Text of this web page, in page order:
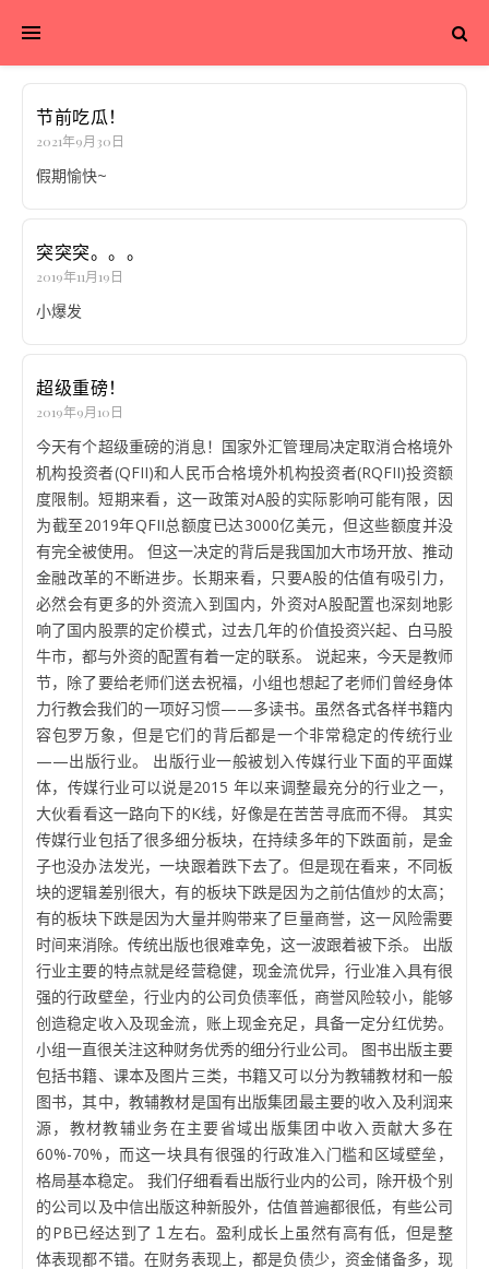
节前吃瓜！
2021年9月30日
假期愉快~
突突突。。。
2019年11月19日
小爆发
超级重磅！
2019年9月10日
今天有个超级重磅的消息！国家外汇管理局决定取消合格境外
机构投资者(QFII)和人民币合格境外机构投资者(RQFII)投资额
度限制。短期来看，这一政策对A股的实际影响可能有限，因
为截至2019年QFII总额度已达3000亿美元，但这些额度并没
有完全被使用。 但这一决定的背后是我国加大市场开放、推动
金融改革的不断进步。长期来看，只要A股的估值有吸引力，
必然会有更多的外资流入到国内，外资对A股配置也深刻地影
响了国内股票的定价模式，过去几年的价值投资兴起、白马股
牛市，都与外资的配置有着一定的联系。 说起来，今天是教师
节，除了要给老师们送去祝福，小组也想起了老师们曾经身体
力行教会我们的一项好习惯——多读书。虽然各式各样书籍内
容包罗万象，但是它们的背后都是一个非常稳定的传统行业
——出版行业。 出版行业一般被划入传媒行业下面的平面媒
体，传媒行业可以说是2015 年以来调整最充分的行业之一，
大伙看看这一路向下的K线，好像是在苦苦寻底而不得。 其实
传媒行业包括了很多细分板块，在持续多年的下跌面前，是金
子也没办法发光，一块跟着跌下去了。但是现在看来，不同板
块的逻辑差别很大，有的板块下跌是因为之前估值炒的太高；
有的板块下跌是因为大量并购带来了巨量商誉，这一风险需要
时间来消除。传统出版也很难幸免，这一波跟着被下杀。 出版
行业主要的特点就是经营稳健，现金流优异，行业准入具有很
强的行政壁垒，行业内的公司负债率低，商誉风险较小，能够
创造稳定收入及现金流，账上现金充足，具备一定分红优势。
小组一直很关注这种财务优秀的细分行业公司。 图书出版主要
包括书籍、课本及图片三类，书籍又可以分为教辅教材和一般
图书，其中，教辅教材是国有出版集团最主要的收入及利润来
源，教材教辅业务在主要省域出版集团中收入贡献大多在
60%-70%，而这一块具有很强的行政准入门槛和区域壁垒，
格局基本稳定。 我们仔细看看出版行业内的公司，除开极个别
的公司以及中信出版这种新股外，估值普遍都很低，有些公司
的PB已经达到了１左右。盈利成长上虽然有高有低，但是整
体表现都不错。在财务表现上，都是负债少，资金储备多，现